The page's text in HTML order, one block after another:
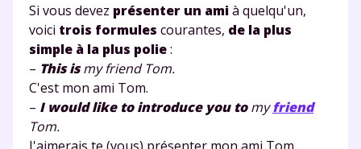
Si vous devez présenter un amià quelqu'un,
voici trois formules courantes, de la plus
simple à la plus polie:
– This ismyfriendTom.
C'est mon ami Tom.
– I would like to introduce you tomyfriend
Tom.